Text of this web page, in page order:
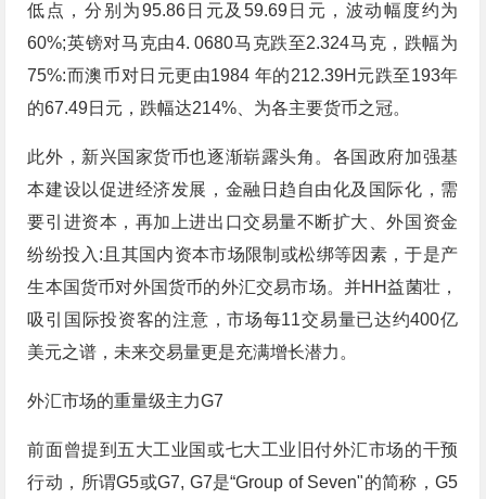
低点，分别为95.86日元及59.69日元，波动幅度约为
60%;英镑对马克由4. 0680马克跌至2.324马克，跌幅为
75%:而澳币对日元更由1984 年的212.39H元跌至193年
的67.49日元，跌幅达214%、为各主要货币之冠。
此外，新兴国家货币也逐渐崭露头角。各国政府加强基
本建设以促进经济发展，金融日趋自由化及国际化，需
要引进资本，再加上进出口交易量不断扩大、外国资金
纷纷投入:且其国内资本市场限制或松绑等因素，于是产
生本国货币对外国货币的外汇交易市场。并HH益菌壮，
吸引国际投资客的注意，市场每11交易量已达约400亿
美元之谱，未来交易量更是充满增长潜力。
外汇市场的重量级主力G7
前面曾提到五大工业国或七大工业旧付外汇市场的干预
行动，所谓G5或G7, G7是“Group of Seven"的简称，G5